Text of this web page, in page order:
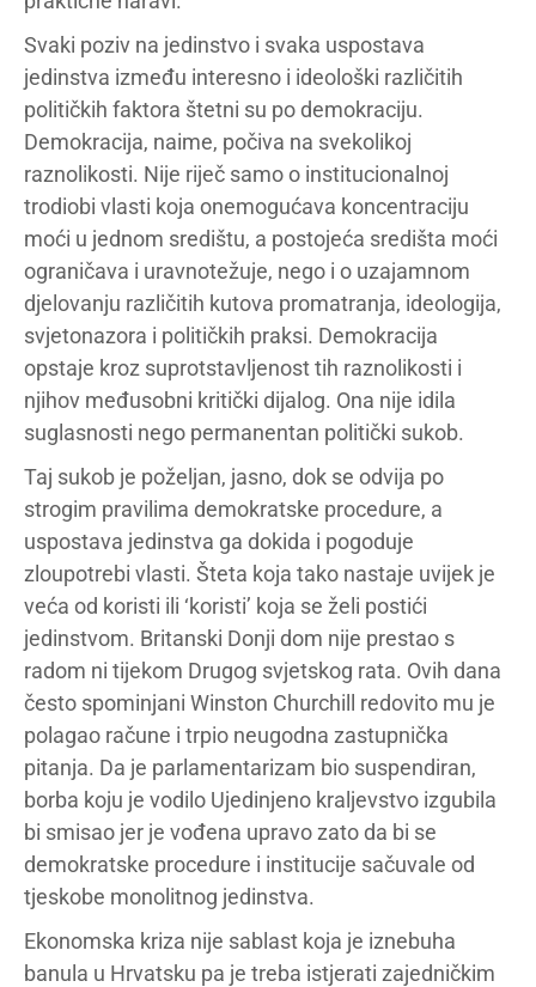
Svaki poziv na jedinstvo i svaka uspostava
jedinstva između interesno i ideološki različitih
političkih faktora štetni su po demokraciju.
Demokracija, naime, počiva na svekolikoj
raznolikosti. Nije riječ samo o institucionalnoj
trodiobi vlasti koja onemogućava koncentraciju
moći u jednom središtu, a postojeća središta moći
ograničava i uravnotežuje, nego i o uzajamnom
djelovanju različitih kutova promatranja, ideologija,
svjetonazora i političkih praksi. Demokracija
opstaje kroz suprotstavljenost tih raznolikosti i
njihov međusobni kritički dijalog. Ona nije idila
suglasnosti nego permanentan politički sukob.
Taj sukob je poželjan, jasno, dok se odvija po
strogim pravilima demokratske procedure, a
uspostava jedinstva ga dokida i pogoduje
zloupotrebi vlasti. Šteta koja tako nastaje uvijek je
veća od koristi ili ‘koristi’ koja se želi postići
jedinstvom. Britanski Donji dom nije prestao s
radom ni tijekom Drugog svjetskog rata. Ovih dana
često spominjani Winston Churchill redovito mu je
polagao račune i trpio neugodna zastupnička
pitanja. Da je parlamentarizam bio suspendiran,
borba koju je vodilo Ujedinjeno kraljevstvo izgubila
bi smisao jer je vođena upravo zato da bi se
demokratske procedure i institucije sačuvale od
tjeskobe monolitnog jedinstva.
Ekonomska kriza nije sablast koja je iznebuha
banula u Hrvatsku pa je treba istjerati zajedničkim